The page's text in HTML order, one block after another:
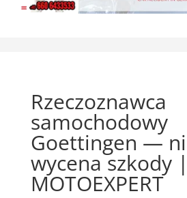
Rzeczoznawca
samochodowy
Goettingen —
wycena szkody |
MOTOEXPERT